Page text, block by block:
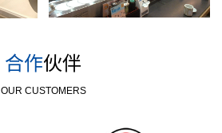
合作伙伴
OUR CUSTOMERS